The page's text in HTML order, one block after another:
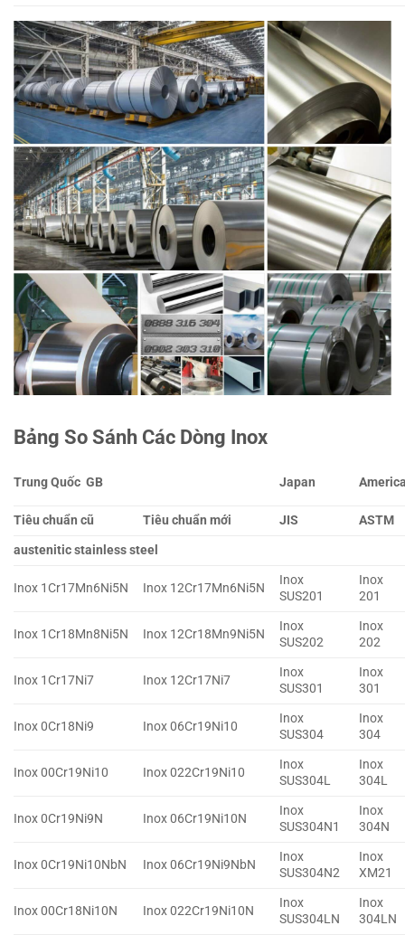
Bảng So Sánh Các Dòng Inox
Trung Quốc GB Japan
Tiêu chuẩn cũ Tiêu chuẩn mới JIS
ASTM
austenitic stainless steel
Inox 1Cr17Mn6Ni5N Inox 12Cr17Mn6Ni5N
Inox
SUS201
Inox
201
Inox 1Cr18Mn8Ni5N Inox 12Cr18Mn9Ni5N
Inox
SUS202
Inox
202
Inox 1Cr17Ni7 Inox 12Cr17Ni7
Inox
SUS301
Inox
301
Inox 0Cr18Ni9 Inox 06Cr19Ni10
Inox
SUS304
Inox
304
Inox 00Cr19Ni10 Inox 022Cr19Ni10
Inox
SUS304L
Inox
304L
Inox 0Cr19Ni9N Inox 06Cr19Ni10N
Inox
SUS304N1
Inox
304N
Inox 0Cr19Ni10NbN Inox 06Cr19Ni9NbN
Inox
SUS304N2
Inox
XM21
Inox 00Cr18Ni10N Inox 022Cr19Ni10N
Inox
SUS304LN
Inox
304LN